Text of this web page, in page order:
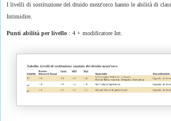
I livelli di sostituzione del druido mezz'orco hanno le abilità di
Intimidire.
Punti abilità per livello : 4 + modificatore Int.